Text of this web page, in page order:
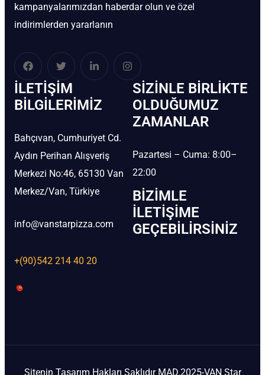
kampanyalarımızdan haberdar olun ve özel
indirimlerden yararlanın
İLETIŞIM
BİLGILERIMIZ
Bahçıvan, Cumhuriyet Cd.
Aydın Perihan Alışveriş
Merkezi No:46, 65130 Van
Merkez/Van, Türkiye
info@vanstarpizza.com
+(90)542 214 40 20
SIZINLE BIRLIKTE
OLDUĞUMUZ
ZAMANLAR
Pazartesi – Cuma: 8:00–
22:00
BIZIMLE
İLETIŞIME
GEÇEBILIRSINIZ
Sitenin Tasarım Hakları Saklıdır MAD.2025-VAN Star